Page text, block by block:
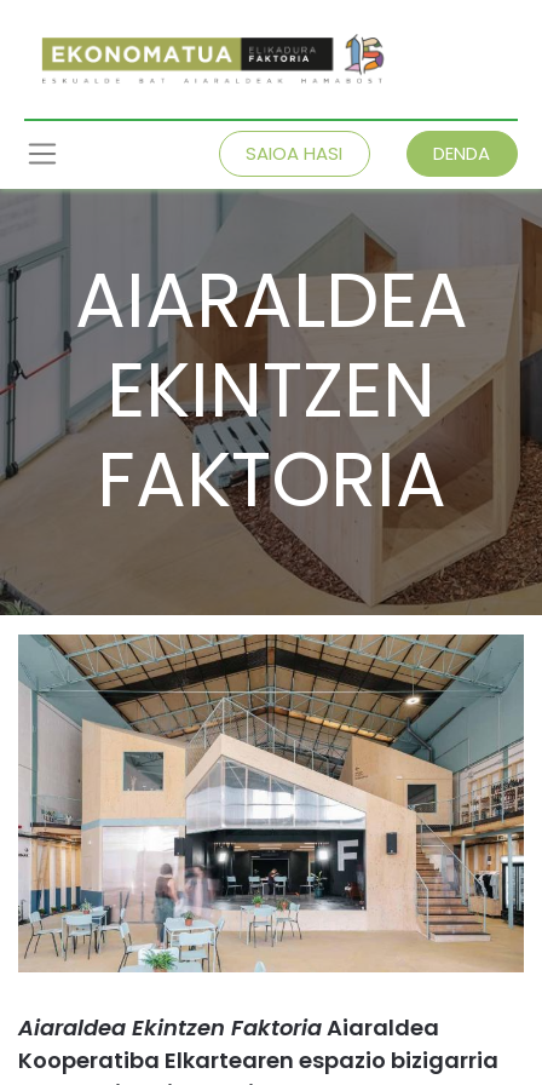
SAIOA HASI DENDA
AIARALDEA
EKINTZEN
FAKTORIA
Aiaraldea Ekintzen FaktoriaAiaraldea
Kooperatiba Elkartearen espazio bizigarria